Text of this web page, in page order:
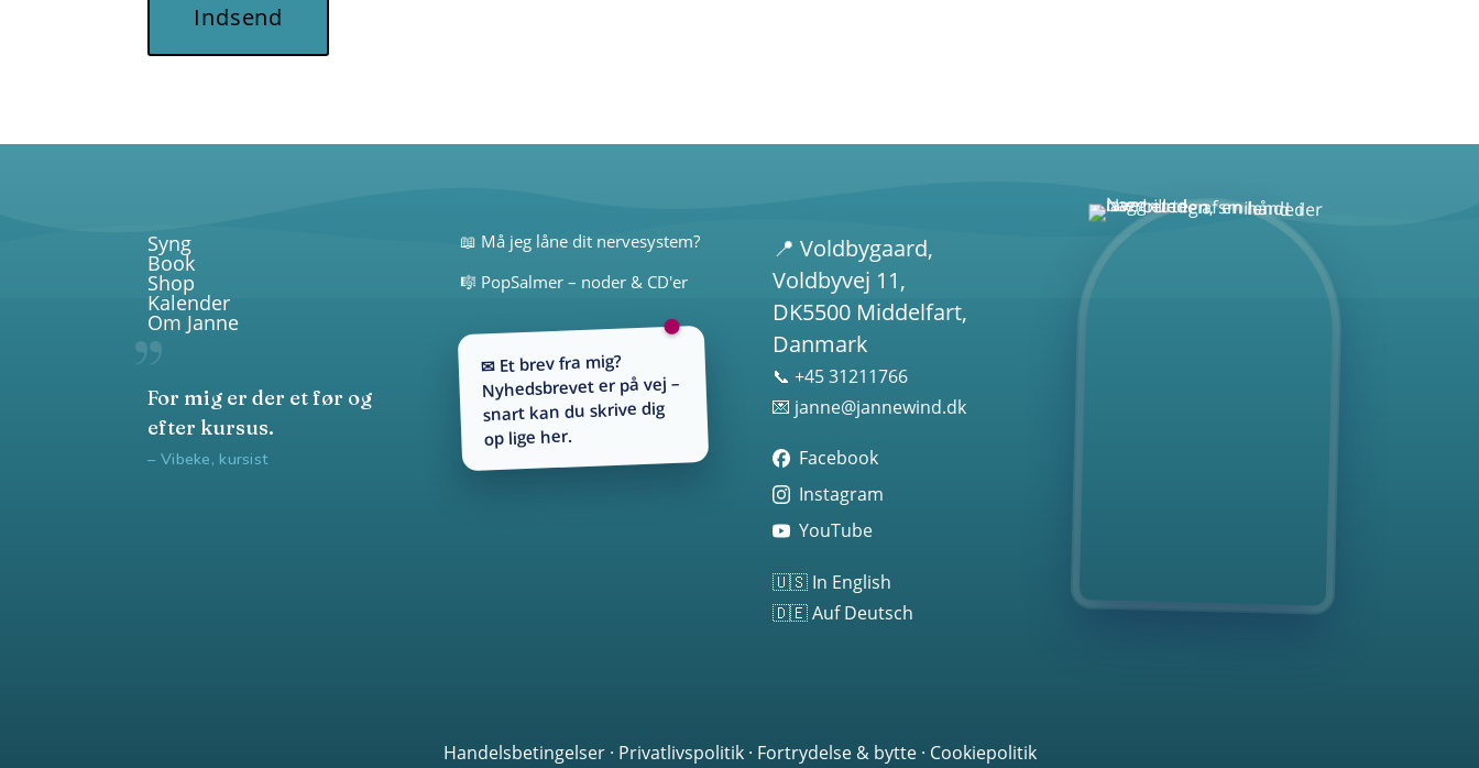
Indsend
Syng
Book
Shop
Kalender
Om Janne
For mig er der et før og
efter kursus.
– Vibeke, kursist
📖 Må jeg låne dit nervesystem?
🎼 PopSalmer – noder & CD'er
✉ Et brev fra mig?
Nyhedsbrevet er på vej –
snart kan du skrive dig
op lige her.
📍 Voldbygaard,
Voldbyvej 11,
DK5500 Middelfart,
Danmark
📞 +45 31211766
💌 janne@jannewind.dk
Facebook
Instagram
YouTube
🇺🇸 In English
🇩🇪 Auf Deutsch
Handelsbetingelser· Privatlivspolitik· Fortrydelse & bytte· Cookiepolitik